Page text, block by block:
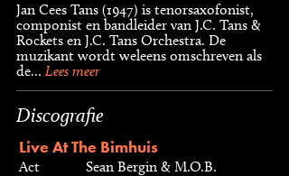
Jan Cees Tans (1947) is tenorsaxofonist,
componist en bandleider van J.C. Tans &
Rockets en J.C. Tans Orchestra. De
muzikant wordt weleens omschreven als
de... Lees meer
Discografie
Live At The Bimhuis
Act
Sean Bergin & M.O.B.